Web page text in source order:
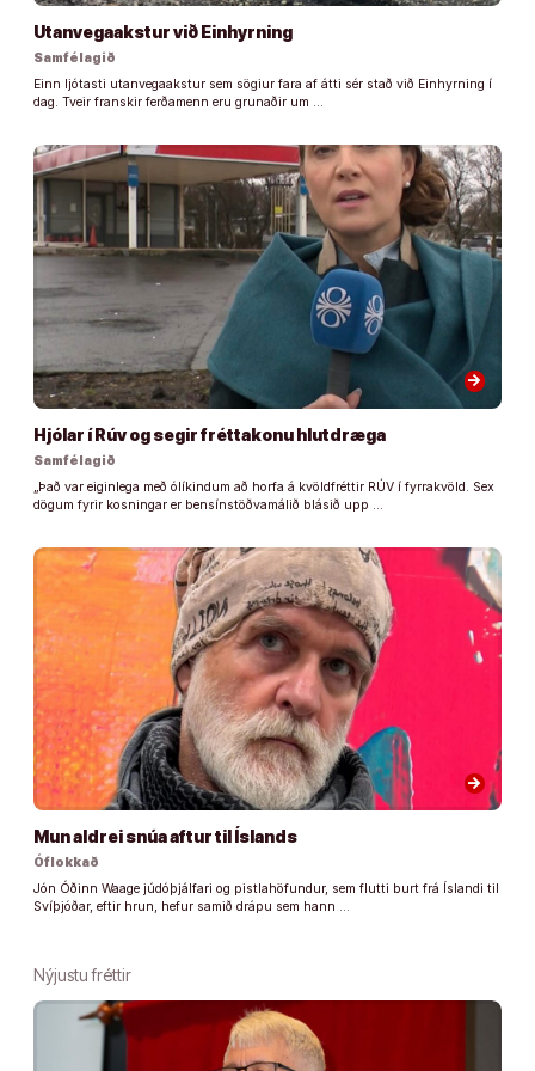
Utanvegaakstur við Einhyrning
Samfélagið
Einn ljótasti utanvegaakstur sem sögiur fara af átti sér stað við Einhyrning í
dag. Tveir franskir ferðamenn eru grunaðir um …
arrow_forward
Hjólar í Rúv og segir fréttakonu hlutdræga
Samfélagið
„Það var eiginlega með ólíkindum að horfa á kvöldfréttir RÚV í fyrrakvöld. Sex
dögum fyrir kosningar er bensínstöðvamálið blásið upp …
arrow_forward
Mun aldrei snúa aftur til Íslands
Óflokkað
Jón Óðinn Waage júdóþjálfari og pistlahöfundur, sem flutti burt frá Íslandi til
Svíþjóðar, eftir hrun, hefur samið drápu sem hann …
Nýjustu fréttir